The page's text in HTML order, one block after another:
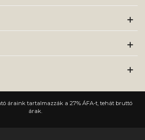
áraink tartalmazzák a 27% ÁFA-t, tehát bruttó
árak.